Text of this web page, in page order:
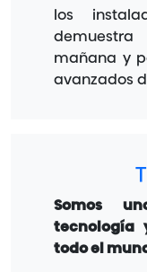
los
mañana y
avanzados
Somos
tecnología
todo el